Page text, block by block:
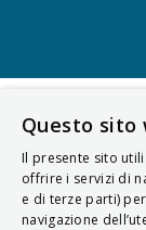
Questo sito
Il presente sito
offrire i servizi di
e di terze parti)
navigazione